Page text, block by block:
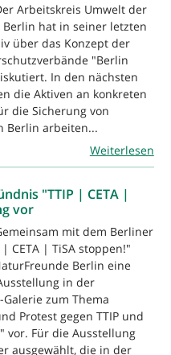
Arbeitskreis Umwelt der
hat in seiner letzten
über das Konzept der
"Berlin
In den nächsten
die Aktiven an konkreten
die Sicherung von
Berlin arbeiten...
Weiterlesen
"TTIP | CETA |
vor
mit dem Berliner
CETA | TiSA stoppen!"
Berlin eine
in der
zum Thema
Protest gegen TTIP und
vor. Für die Ausstellung
ausgewählt, die in der